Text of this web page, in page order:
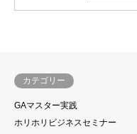
カテゴリー
GAマスター実践
ホリホリビジネスセミナー